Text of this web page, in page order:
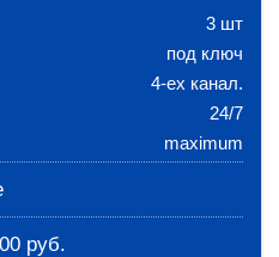
3 шт
под ключ
4-ех канал.
24/7
maximum
руб.